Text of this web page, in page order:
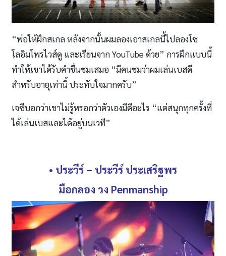
“พ่อให้ฝึกสเกล หลังจากนั้นผมลองเอาสเกลนี้ไปลองโซ
โลอิมโพรไวส์ดู และเรียนจาก YouTube ด้วย” การฝึกแบบนี้
ทำให้เขาได้รับคำชื่นชมเสมอ “มีคนชมว่าผมเล่นเบสดี
สำหรับอายุเท่านี้ ประทับใจมากครับ”
เจซีบอกว่าเขาไม่รู้หรอกว่าตัวเองมีดีอะไร “แต่สนุกทุกครั้งที่
ได้เล่นเบสและได้อยู่บนเวที”
• ประวีร์ – ประวีร์ ประเสริฐพร
มือกลอง วง Penmanship